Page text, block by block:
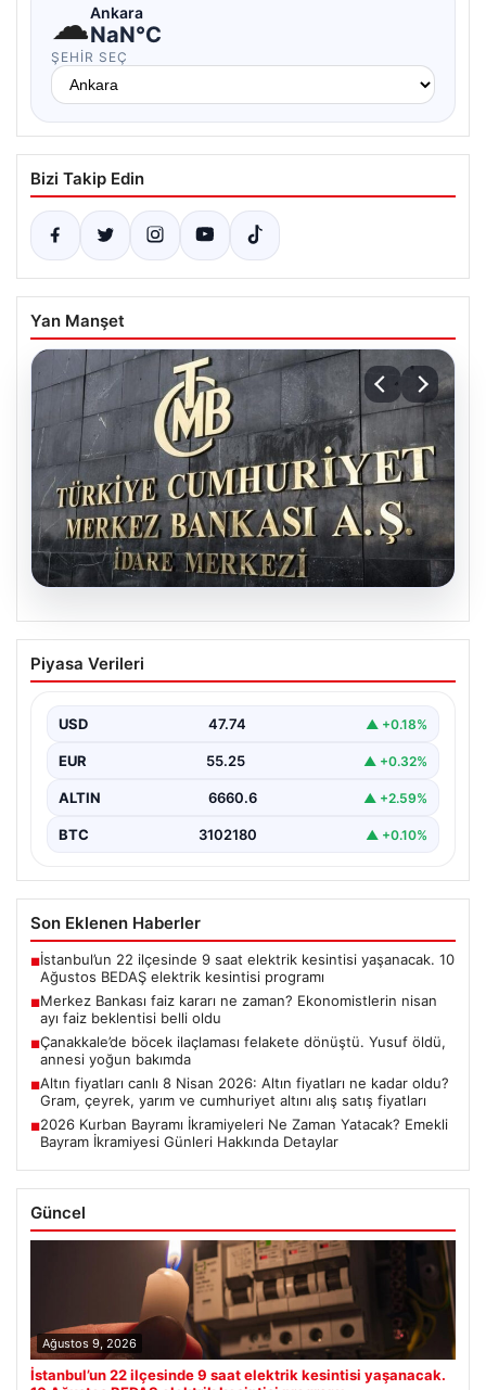
☁Ankara
NaN°C
ŞEHIR SEÇ
Bizi Takip Edin
Yan Manşet
07.08.2026
Merkez Bankası faiz kararı ne zaman?
Ekonomistlerin nisan ayı faiz beklentisi
Piyasa Verileri
USD 47.74 ▲ +0.18%
EUR 55.25 ▲ +0.32%
ALTIN 6660.6 ▲ +2.59%
BTC 3102180 ▲ +0.10%
Son Eklenen Haberler
■İstanbul’un 22 ilçesinde 9 saat elektrik kesintisi yaşanacak. 10
Ağustos BEDAŞ elektrik kesintisi programı
■Merkez Bankası faiz kararı ne zaman? Ekonomistlerin nisan
ayı faiz beklentisi belli oldu
■Çanakkale’de böcek ilaçlaması felakete dönüştü. Yusuf öldü,
annesi yoğun bakımda
■Altın fiyatları canlı 8 Nisan 2026: Altın fiyatları ne kadar oldu?
Gram, çeyrek, yarım ve cumhuriyet altını alış satış fiyatları
■2026 Kurban Bayramı İkramiyeleri Ne Zaman Yatacak? Emekli
Bayram İkramiyesi Günleri Hakkında Detaylar
Güncel
Ağustos 9, 2026
İstanbul’un 22 ilçesinde 9 saat elektrik kesintisi yaşanacak.